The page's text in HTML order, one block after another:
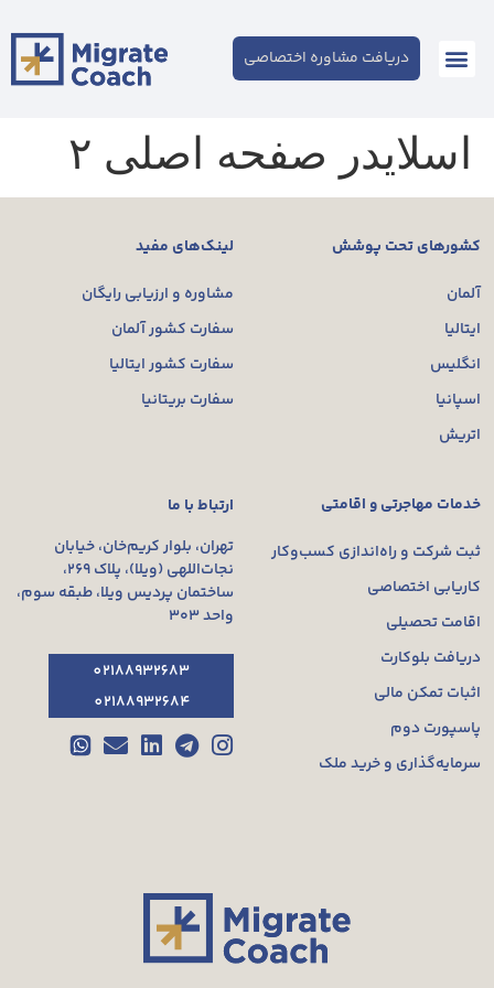
دریافت مشاوره اختصاصی
اسلایدر صفحه اصلی ۲
کشورهای تحت پوشش
آلمان
ایتالیا
انگلیس
اسپانیا
اتریش
لینک‌های مفید
مشاوره و ارزیابی رایگان
سفارت کشور آلمان
سفارت کشور ایتالیا
سفارت بریتانیا
خدمات مهاجرتی و اقامتی
ثبت شرکت و راه‌اندازی کسب‌وکار
کاریابی اختصاصی
اقامت تحصیلی
دریافت بلوکارت
اثبات تمکن مالی
پاسپورت دوم
سرمایه‌گذاری و خرید ملک
ارتباط با ما
تهران، بلوار کریم‌خان، خیابان
نجات‌اللهی (ویلا)، پلاک ۲۶۹،
ساختمان پردیس ویلا، طبقه سوم،
واحد ۳۰۳
02188932683
02188932684